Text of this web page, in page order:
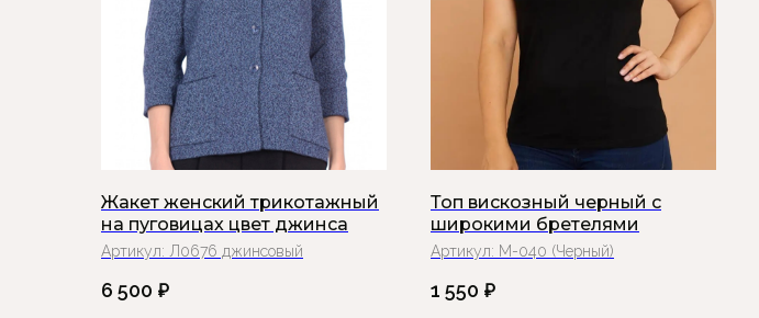
Жакет женский трикотажный
на пуговицах цвет джинса
Артикул: Л0676 джинсовый
6 500 ₽
Топ вискозный черный с
широкими бретелями
Артикул: М-040 (Черный)
1 550 ₽